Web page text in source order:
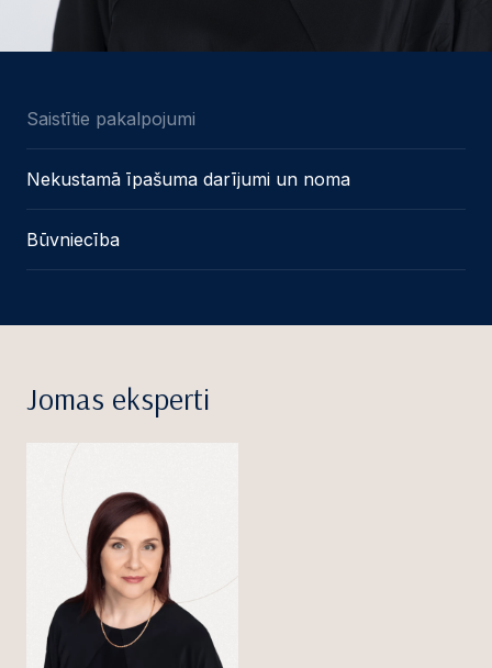
Saistītie pakalpojumi
Nekustamā īpašuma darījumi un noma
Būvniecība
Jomas eksperti